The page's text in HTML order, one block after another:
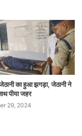
का हुआ झगड़ा, जेठानी ने
पीया जहर
29, 2024